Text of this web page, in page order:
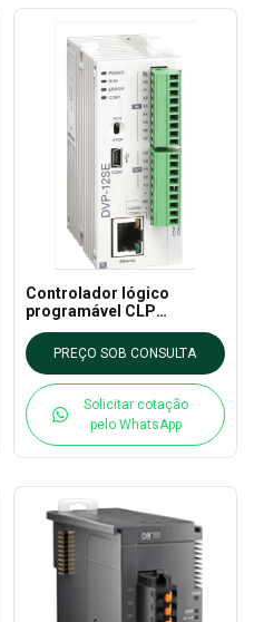
Controlador lógico
programável CLP
DVP26SE11R DELTA - DVP
- SE Network Advanced
type Slim PLC
PREÇO SOB CONSULTA
Solicitar cotação
pelo WhatsApp